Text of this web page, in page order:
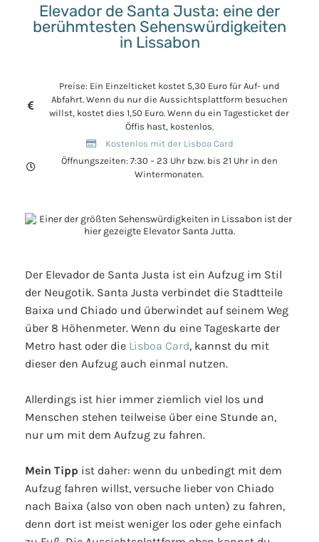
Elevador de Santa Justa: eine der
berühmtesten Sehenswürdigkeiten
in Lissabon
Preise: Ein Einzelticket kostet 5,30 Euro für Auf- und
Abfahrt. Wenn du nur die Aussichtsplattform besuchen
willst, kostet dies 1,50 Euro. Wenn du ein Tagesticket der
Öffis hast, kostenlos.
Kostenlos mit der Lisboa Card
Öffnungszeiten: 7:30 – 23 Uhr bzw. bis 21 Uhr in den
Wintermonaten.
Der Elevador de Santa Justa ist ein Aufzug im Stil
der Neugotik. Santa Justa verbindet die Stadtteile
Baixa und Chiado und überwindet auf seinem Weg
über 8 Höhenmeter. Wenn du eine Tageskarte der
Metro hast oder die Lisboa Card, kannst du mit
dieser den Aufzug auch einmal nutzen.
Allerdings ist hier immer ziemlich viel los und
Menschen stehen teilweise über eine Stunde an,
nur um mit dem Aufzug zu fahren.
Mein Tipp ist daher: wenn du unbedingt mit dem
Aufzug fahren willst, versuche lieber von Chiado
nach Baixa (also von oben nach unten) zu fahren,
denn dort ist meist weniger los oder gehe einfach